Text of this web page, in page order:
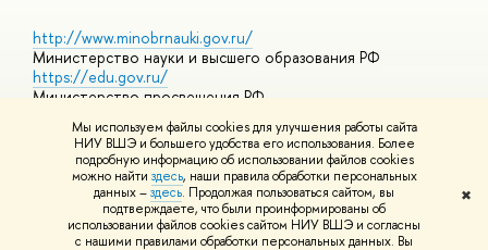
Мы используем файлы cookies для улучшения работы сайта
НИУ ВШЭ и большего удобства его использования. Более
подробную информацию об использовании файлов cookies
можно найти здесь, наши правила обработки персональных
данных –здесь. Продолжая пользоваться сайтом, вы
подтверждаете, что были проинформированы об
использовании файлов cookies сайтом НИУ ВШЭ и согласны
с нашими правилами обработки персональных данных. Вы
✖
http://www.minobrnauki.gov.ru/
Министерство науки и высшего образования РФ
https://edu.gov.ru/
Министерство просвещения РФ
https://elearning.hse.ru/mooc
Массовые открытые онлайн-курсы
© НИУ ВШЭ 1993–2026 Адреса и контактыУсловия
использования материалов Политика конфиденциальности